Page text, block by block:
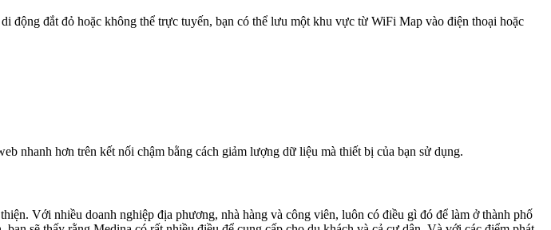
đắt đỏ hoặc không thể trực tuyến, bạn có thể lưu một khu vực từ WiFi Map vào điện thoại hoặc
nhanh hơn trên kết nối chậm bằng cách giảm lượng dữ liệu mà thiết bị của bạn sử dụng.
Với nhiều doanh nghiệp địa phương, nhà hàng và công viên, luôn có điều gì đó để làm ở thành phố